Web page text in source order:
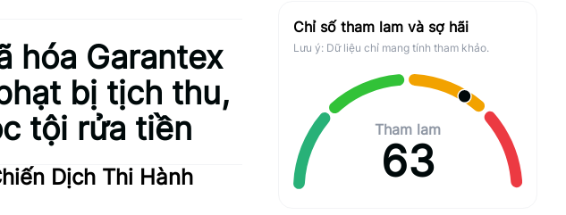
hóa Garantex
bị tịch thu,
tội rửa tiền
Dịch Thi Hành
Chỉ số tham lam và sợ hãi
Lưu ý: Dữ liệu chỉ mang tính tham khảo.
Tham lam
63